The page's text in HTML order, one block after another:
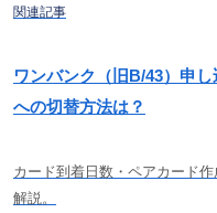
関連記事
ワンバンク（旧B/43）申
への切替方法は？
カード到着日数・ペアカード
解説。